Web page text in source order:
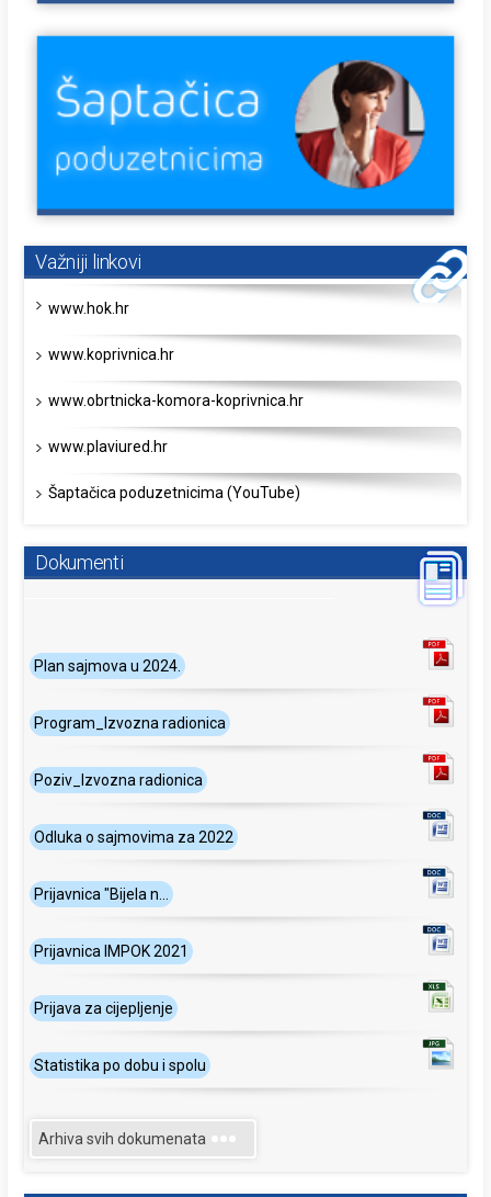
Važniji linkovi
www.hok.hr
www.koprivnica.hr
www.obrtnicka-komora-koprivnica.hr
www.plaviured.hr
Šaptačica poduzetnicima (YouTube)
Dokumenti
Plan sajmova u 2024.
Program_Izvozna radionica
Poziv_Izvozna radionica
Odluka o sajmovima za 2022
Prijavnica "Bijela n...
Prijavnica IMPOK 2021
Prijava za cijepljenje
Statistika po dobu i spolu
Arhiva svih dokumenata